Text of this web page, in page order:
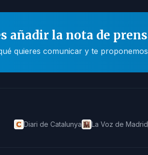
añadir la nota de
quieres comunicar y te
Diari de Catalunya La Voz de Madrid